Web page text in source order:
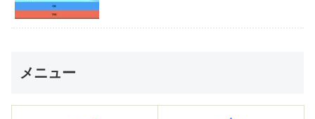
メニュー